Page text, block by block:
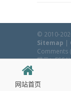
网站首页
© 2010-
Sitemap |
Comments
提示：
所提供资
励、不提倡